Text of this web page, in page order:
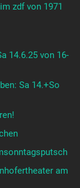
zdf von 1971
14.6.25 von 16-
Sa 14.+So
am